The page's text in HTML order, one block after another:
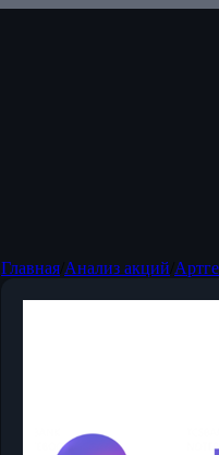
Главная/ Анализ акций